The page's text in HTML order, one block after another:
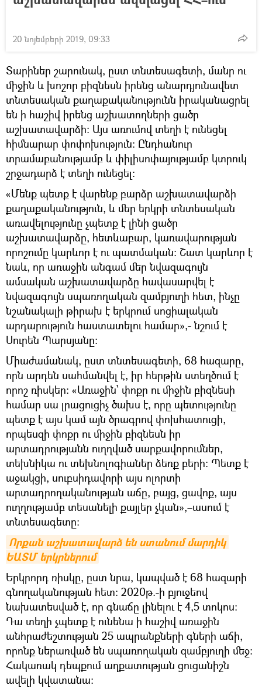
20 նոյեմբերի 2019, 09:33
Տարիներ շարունակ, ըստ տնտեսագետի, մանր ու
միջին և խոշոր բիզնեսն իրենց անարդյունավետ
տնտեսական քաղաքականությունն իրականացրել
են ի հաշիվ իրենց աշխատողների ցածր
աշխատավարձի: Այս առումով տեղի է ունեցել
հիմնարար փոփոխություն: Ընդհանուր
տրամաբանությամբ և փիլիսոփայությամբ կտրուկ
շրջադարձ է տեղի ունեցել։
«Մենք պետք է վարենք բարձր աշխատավարձի
քաղաքականություն, և մեր երկրի տնտեսական
առավելությունը չպետք է լինի ցածր
աշխատավարձը, հետևաբար, կառավարության
որոշումը կարևոր է ու պատմական: Շատ կարևոր է
նաև, որ առաջին անգամ մեր նվազագույն
ամսական աշխատավարձը հավասարվել է
նվազագույն սպառողական զամբյուղի հետ, ինչը
նշանակալի թիրախ է երկրում սոցիալական
արդարություն հաստատելու համար»,- նշում է
Սուրեն Պարսյանը:
Միաժամանակ, ըստ տնտեսագետի, 68 հազարը,
որն արդեն սահմանվել է, իր հերթին ստեղծում է
որոշ ռիսկեր: «Առաջին՝ փոքր ու միջին բիզնեսի
համար սա լրացուցիչ ծախս է, որը պետությունը
պետք է այս կամ այն ծրագրով փոխհատուցի,
որպեսզի փոքր ու միջին բիզնեսն իր
արտադրությանն ուղղված սարքավորումներ,
տեխնիկա ու տեխնոլոգիաներ ձեռք բերի: Պետք է
աջակցի, սուբսիդավորի այս ոլորտի
արտադրողականության աճը, բայց, ցավոք, այս
ուղղությամբ տեսանելի քայլեր չկան»,–ասում է
տնտեսագետը:
Որքան աշխատավարձ են ստանում մարդիկ
ԵԱՏՄ երկրներում
Երկրորդ ռիսկը, ըստ նրա, կապված է 68 հազարի
գնողականության հետ: 2020թ.-ի բյուջեով
նախատեսված է, որ գնաճը լինելու է 4,5 տոկոս:
Դա տեղի չպետք է ունենա ի հաշիվ առաջին
անհրաժեշտության 25 ապրանքների գների աճի,
որոնք ներառված են սպառողական զամբյուղի մեջ:
Հակառակ դեպքում աղքատության ցուցանիշն
ավելի կվատանա: